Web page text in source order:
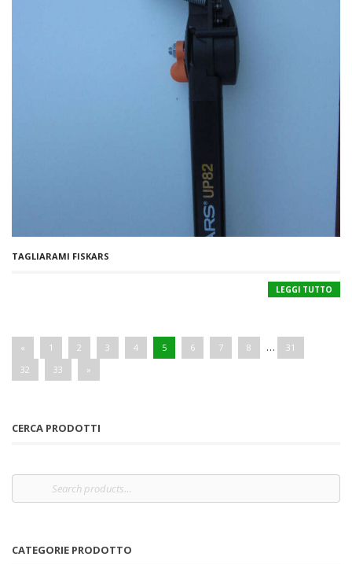
TAGLIARAMI FISKARS
LEGGI TUTTO
« 1 2 3 4 5 6 7 8 …
31
32
33 »
CERCA PRODOTTI
CATEGORIE PRODOTTO